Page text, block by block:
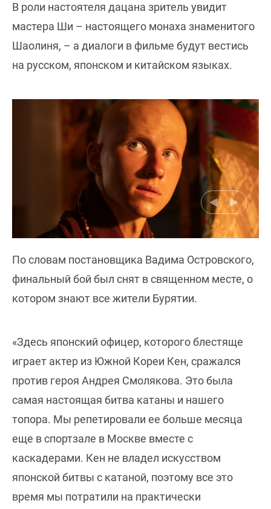
В роли настоятеля дацана зритель увидит
мастера Ши – настоящего монаха знаменитого
Шаолиня, – а диалоги в фильме будут вестись
на русском, японском и китайском языках.
По словам постановщика Вадима Островского,
финальный бой был снят в священном месте, о
котором знают все жители Бурятии.
«Здесь японский офицер, которого блестяще
играет актер из Южной Кореи Кен, сражался
против героя Андрея Смолякова. Это была
самая настоящая битва катаны и нашего
топора. Мы репетировали ее больше месяца
еще в спортзале в Москве вместе с
каскадерами. Кен не владел искусством
японской битвы с катаной, поэтому все это
время мы потратили на практически